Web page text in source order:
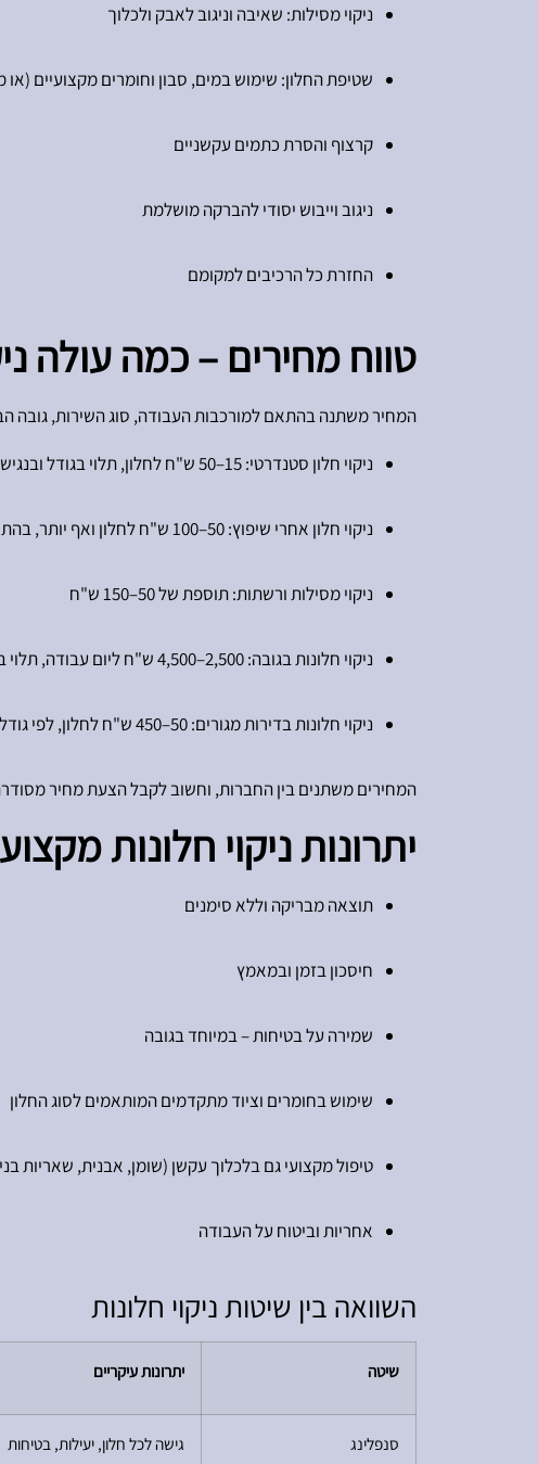
ניקוי מסילות: שאיבה וניגוב לאבק ולכלוך
שטיפת החלון: שימוש במים, סבון וחומרים מקצועיים
קרצוף והסרת כתמים עקשניים
ניגוב וייבוש יסודי להברקה מושלמת
החזרת כל הרכיבים למקומם
טווח מחירים – כמה עולה
המחיר משתנה בהתאם למורכבות העבודה, סוג השירות, גובה
ניקוי חלון סטנדרטי: 15–50 ש"ח לחלון, תלוי בגודל ובנגישות
ניקוי חלון אחרי שיפוץ: 50–100 ש"ח לחלון ואף יותר, בהתאם לרמת הקושי
ניקוי מסילות ורשתות: תוספת של 50–150 ש"ח
ניקוי חלונות בגובה: 2,500–4,500 ש"ח ליום עבודה, תלוי בגודל הבניין ומורכבותו
ניקוי חלונות בדירות מגורים: 50–450 ש"ח לחלון, לפי גודל וסוג
המחירים משתנים בין החברות, וחשוב לקבל הצעת מחיר
יתרונות ניקוי חלונות
תוצאה מבריקה וללא סימנים
חיסכון בזמן ובמאמץ
שמירה על בטיחות – במיוחד בגובה
שימוש בחומרים וציוד מתקדמים המותאמים לסוג החלון
טיפול מקצועי גם בלכלוך עקשן (שומן, אבנית, שאריות
אחריות וביטוח על העבודה
השוואה בין שיטות ניקוי חלונות
שיטה יתרונות עיקריים
סנפלינג גישה לכל חלון, יעילות, בטיחות